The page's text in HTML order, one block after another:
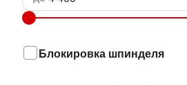
Блокировка шпинделя